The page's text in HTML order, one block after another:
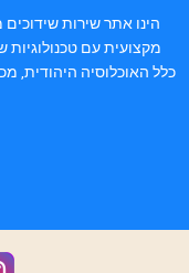
הינו אתר שירות
מקצועית עם
כלל האוכלוסיה היהודית,